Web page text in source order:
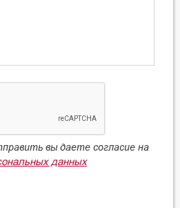
вы даете согласие на
данных